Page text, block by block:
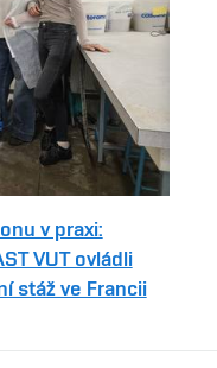
v praxi:
VUT ovládli
stáž ve Francii